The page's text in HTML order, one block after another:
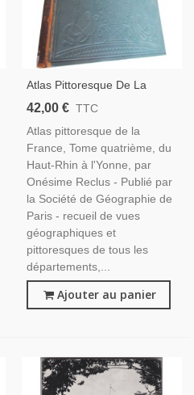
Atlas Pittoresque De La
France, T4, Du Haut-Rhin À
Reclus - Histoire Des
Provinces, Régionalisme
42,00 € TTC
Atlas pittoresque de la
France, Tome quatrième, du
Haut-Rhin à l'Yonne, par
Onésime Reclus - Publié par
la Société de Géographie de
Paris - recueil de vues
géographiques et
pittoresques de tous les
départements,...
Ajouter au panier